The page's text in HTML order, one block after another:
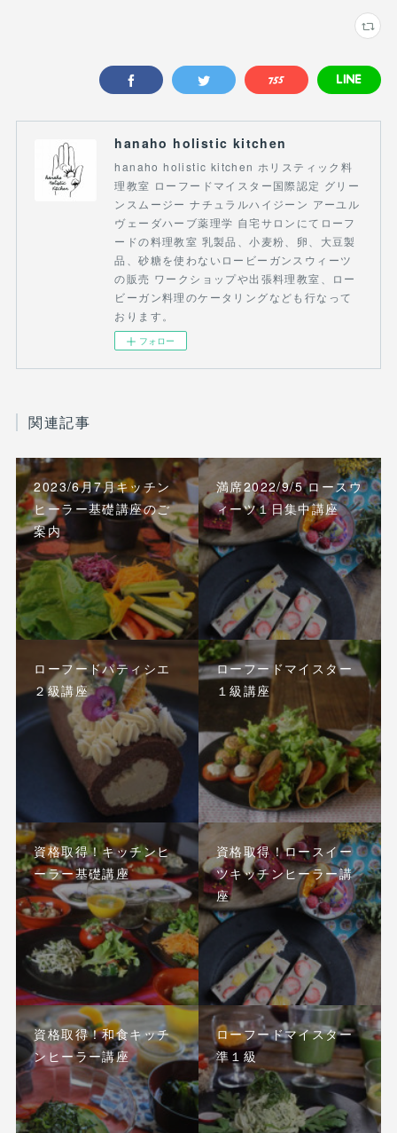
hanaho holistic kitchen
hanaho holistic kitchen ホリスティック料
理教室 ローフードマイスター国際認定 グリー
ンスムージー ナチュラルハイジーン アーユル
ヴェーダハーブ薬理学 自宅サロンにてローフ
ードの料理教室 乳製品、小麦粉、卵、大豆製
品、砂糖を使わないロービーガンスウィーツ
の販売 ワークショップや出張料理教室、ロー
ビーガン料理のケータリングなども行なって
おります。
フォロー
関連記事
2023/6月7月キッチン
ヒーラー基礎講座のご
案内
満席2022/9/5 ロースウ
ィーツ１日集中講座
ローフードパティシエ
２級講座
ローフードマイスター
１級講座
資格取得！キッチンヒ
ーラー基礎講座
資格取得！ロースイー
ツキッチンヒーラー講
座
資格取得！和食キッチ
ンヒーラー講座
ローフードマイスター
準１級